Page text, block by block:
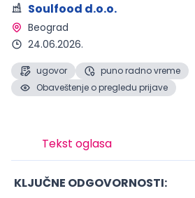
Soulfood d.o.o.
Beograd
24.06.2026.
ugovor
puno radno vreme
Obaveštenje o pregledu prijave
Tekst oglasa
KLJUČNE ODGOVORNOSTI: